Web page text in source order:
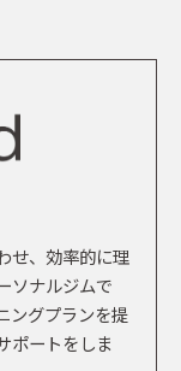
せ、効率的に理
ソナルジムで
ングプランを提
ポートをしま